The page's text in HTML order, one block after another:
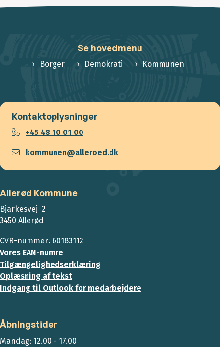
Se hovedmenu
Borger Demokrati Kommunen
Kontaktoplysninger
+45 48 10 01 00
kommunen@alleroed.dk
Allerød Kommune
Bjarkesvej 2
3450 Allerød
CVR-nummer: 60183112
Vores EAN-numre
Tilgængelighedserklæring
Oplæsning af tekst
Indgang til Outlook for medarbejdere
Åbningstider
Mandag: 12.00 - 17.00